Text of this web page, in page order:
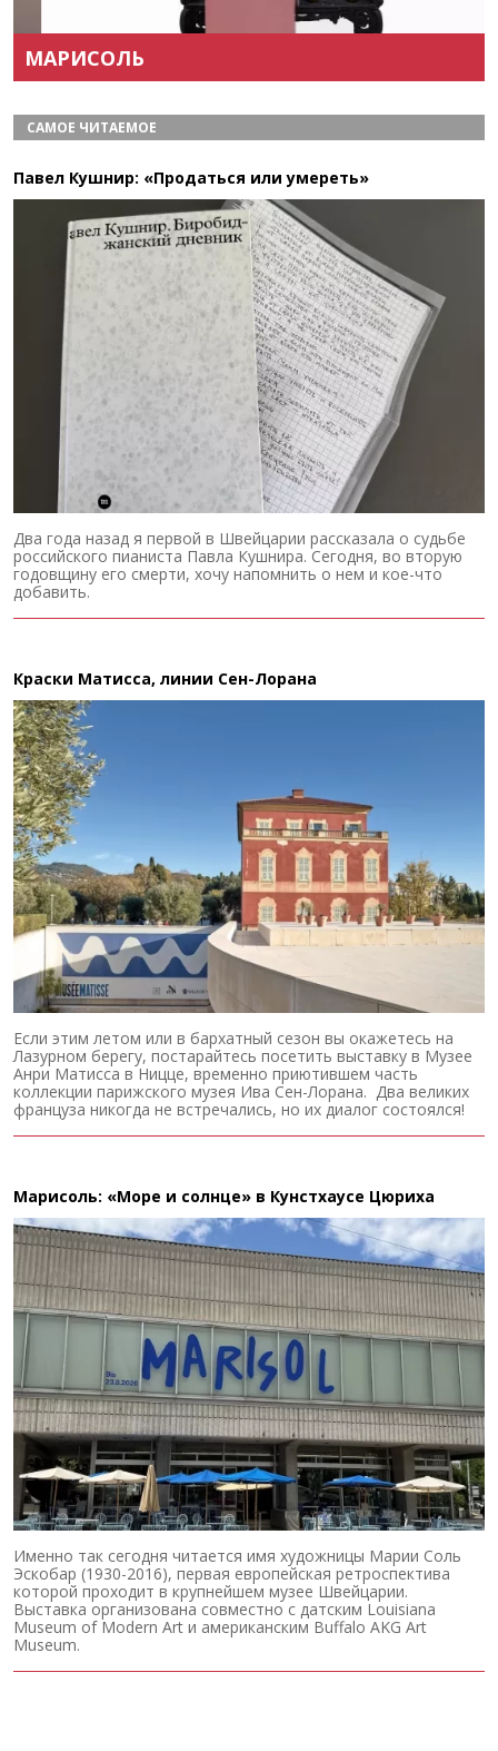
МАРИСОЛЬ
САМОЕ ЧИТАЕМОЕ
Павел Кушнир: «Продаться или умереть»
Два года назад я первой в Швейцарии рассказала о судьбе
российского пианиста Павла Кушнира. Сегодня, во вторую
годовщину его смерти, хочу напомнить о нем и кое-что
добавить.
Краски Матисса, линии Сен-Лорана
Если этим летом или в бархатный сезон вы окажетесь на
Лазурном берегу, постарайтесь посетить выставку в Музее
Анри Матисса в Ницце, временно приютившем часть
коллекции парижского музея Ива Сен-Лорана. Два великих
француза никогда не встречались, но их диалог состоялся!
Марисоль: «Море и солнце» в Кунстхаусе Цюриха
Именно так сегодня читается имя художницы Марии Соль
Эскобар (1930-2016), первая европейская ретроспектива
которой проходит в крупнейшем музее Швейцарии.
Выставка организована совместно с датским Louisiana
Museum of Modern Art и американским Buffalo AKG Art
Museum.